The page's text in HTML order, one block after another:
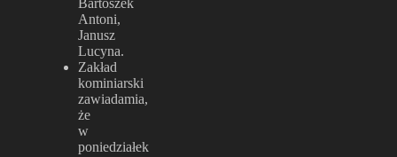
Antoni,
Janusz
Lucyna.
Zakład
kominiarski
zawiadamia,
że
w
poniedziałek